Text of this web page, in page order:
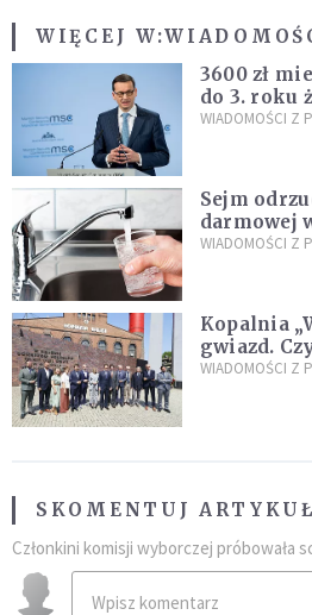
WIĘCEJ W:
3600 zł
do 3. roku
propozycji
WIADOMOŚCI Z
Sejm
darmowej
WIADOMOŚCI Z
Kopalnia
gwiazd.
„Dolina
WIADOMOŚCI Z
SKOMENTUJ ARTYKUŁ
Członkini komisji wyborczej próbowała